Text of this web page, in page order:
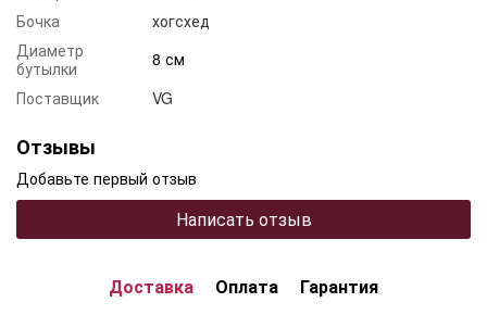
Бочка
хогсхед
Диаметр
бутылки
8 см
Поставщик
VG
Отзывы
Добавьте первый отзыв
Написать отзыв
Доставка Оплата Гарантия